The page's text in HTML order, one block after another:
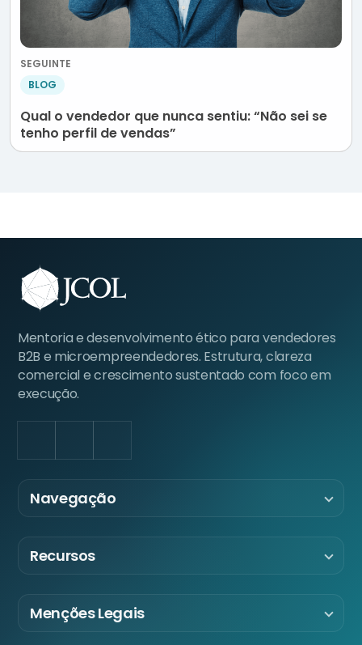
SEGUINTE
BLOG
Qual o vendedor que nunca sentiu: “Não sei se
tenho perfil de vendas”
Mentoria e desenvolvimento ético para vendedores
B2B e microempreendedores. Estrutura, clareza
comercial e crescimento sustentado com foco em
execução.
Navegação
Recursos
Menções Legais